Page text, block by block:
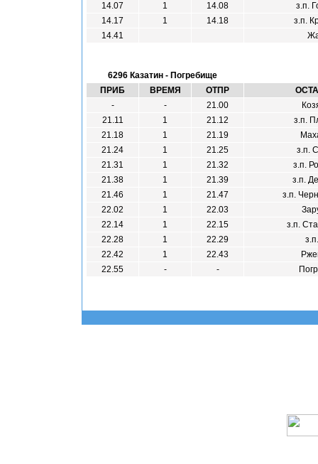
14.07
1 14.08
з.п.
14.17
1 14.18
з.п.
14.41
6296 Казатин - Погребище
ПРИБ
ВРЕМЯ ОТПР
-
- 21.00
21.11
1 21.12
з.п.
21.18
1 21.19
21.24
1 21.25
з.п.
21.31
1 21.32
з.п.
21.38
1 21.39
з.п.
21.46
1 21.47
з.п.
22.02
1 22.03
22.14
1 22.15
з.п.
22.28
1 22.29
22.42
1 22.43
22.55
- -